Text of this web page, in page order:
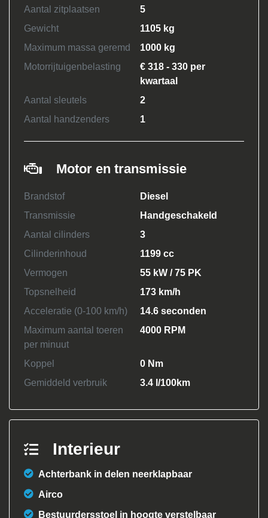
Aantal zitplaatsen
5
Gewicht
1105 kg
Maximum massa geremd
1000 kg
Motorrijtuigenbelasting
€ 318 - 330 per
kwartaal
Aantal sleutels
2
Aantal handzenders
1
Motor en transmissie
Brandstof
Diesel
Transmissie
Handgeschakeld
Aantal cilinders
3
Cilinderinhoud
1199 cc
Vermogen
55 kW / 75 PK
Topsnelheid
173 km/h
Acceleratie (0-100 km/h)
14.6 seconden
Maximum aantal toeren
per minuut
4000 RPM
Koppel
0 Nm
Gemiddeld verbruik
3.4 l/100km
Interieur
Achterbank in delen neerklapbaar
Airco
Bestuurdersstoel in hoogte verstelbaar